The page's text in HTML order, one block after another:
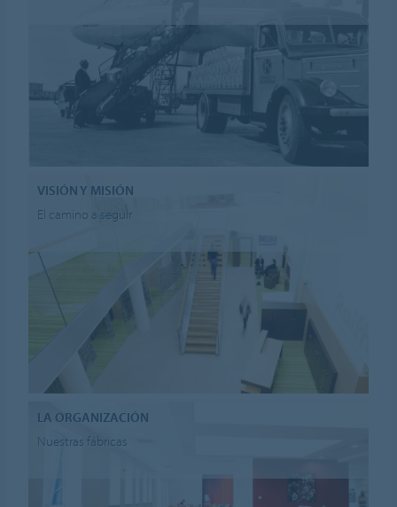
VISIÓN Y MISIÓN
El camino a seguir
LA ORGANIZACIÓN
Nuestras fábricas